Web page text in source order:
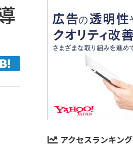
アクセスランキング